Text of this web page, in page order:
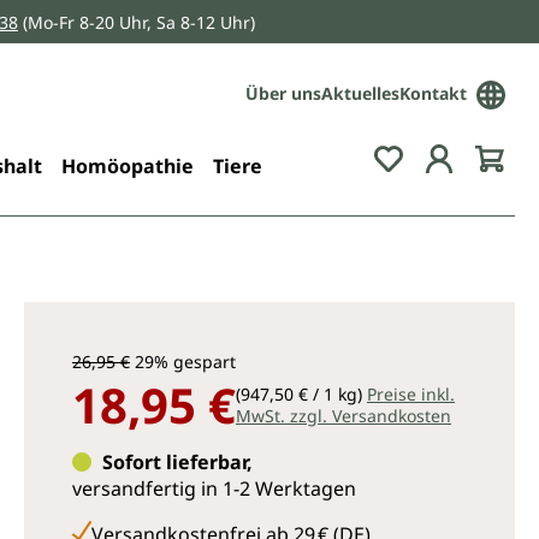
(Mo-Fr 8-20 Uhr, Sa 8-12 Uhr)
Über unsAktuellesKontakt
Homöopathie Tiere Du hast 0
26,95 € 29% gespart
18,95 €(947,50 € / 1 kg) Preise inkl.
MwSt. zzgl. Versandkosten
Sofort lieferbar,
versandfertig in 1-2 Werktagen